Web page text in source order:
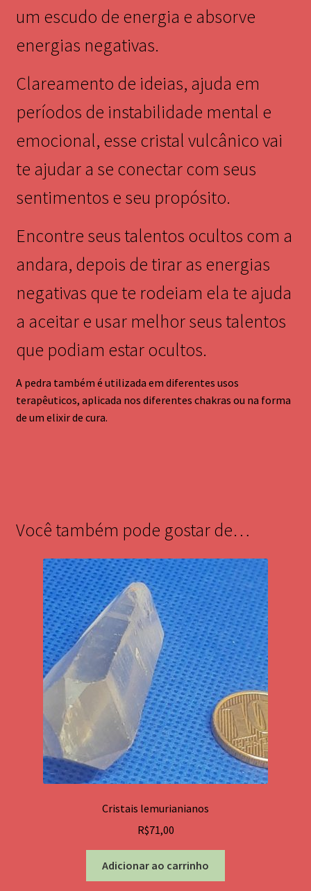
um escudo de energia e absorve
energias negativas.
Clareamento de ideias, ajuda em
períodos de instabilidade mental e
emocional, esse cristal vulcânico vai
te ajudar a se conectar com seus
sentimentos e seu propósito.
Encontre seus talentos ocultos com a
andara, depois de tirar as energias
negativas que te rodeiam ela te ajuda
a aceitar e usar melhor seus talentos
que podiam estar ocultos.
A pedra também é utilizada em diferentes usos
terapêuticos, aplicada nos diferentes chakras ou na forma
de um elixir de cura.
Você também pode gostar de…
Cristais lemurianianos
R$71,00
Adicionar ao carrinho